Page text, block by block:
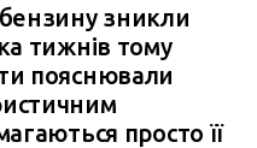
зникли
тижнів тому
пояснювали
просто її